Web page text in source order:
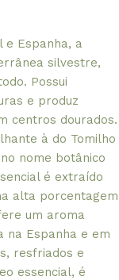
e Espanha, a
silvestre,
Possui
e produz
centros dourados.
à do Tomilho
nome botânico
é extraído
alta porcentagem
um aroma
na Espanha e em
resfriados e
essencial, é